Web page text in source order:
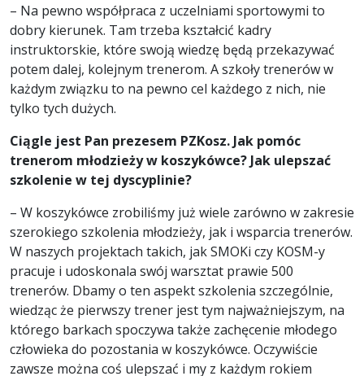
– Na pewno współpraca z uczelniami sportowymi to
dobry kierunek. Tam trzeba kształcić kadry
instruktorskie, które swoją wiedzę będą przekazywać
potem dalej, kolejnym trenerom. A szkoły trenerów w
każdym związku to na pewno cel każdego z nich, nie
tylko tych dużych.
Ciągle jest Pan prezesem PZKosz. Jak pomóc
trenerom młodzieży w koszykówce? Jak ulepszać
szkolenie w tej dyscyplinie?
– W koszykówce zrobiliśmy już wiele zarówno w zakresie
szerokiego szkolenia młodzieży, jak i wsparcia trenerów.
W naszych projektach takich, jak SMOKi czy KOSM-y
pracuje i udoskonala swój warsztat prawie 500
trenerów. Dbamy o ten aspekt szkolenia szczególnie,
wiedząc że pierwszy trener jest tym najważniejszym, na
którego barkach spoczywa także zachęcenie młodego
człowieka do pozostania w koszykówce. Oczywiście
zawsze można coś ulepszać i my z każdym rokiem